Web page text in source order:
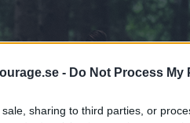
- Do Not Process
sharing to third parties, or